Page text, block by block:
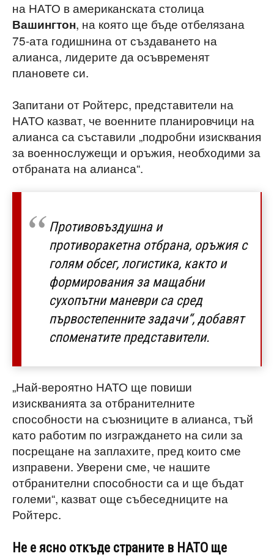
на НАТО в американската столица
Вашингтон, на която ще бъде отбелязана
75-ата годишнина от създаването на
алианса, лидерите да осъвременят
плановете си.
Запитани от Ройтерс, представители на
НАТО казват, че военните планировчици на
алианса са съставили „подробни изисквания
за военнослужещи и оръжия, необходими за
отбраната на алианса“.
Противовъздушна и
противоракетна отбрана, оръжия с
голям обсег, логистика, както и
формирования за мащабни
сухопътни маневри са сред
първостепенните задачи“, добавят
споменатите представители.
„Най-вероятно НАТО ще повиши
изискванията за отбранителните
способности на съюзниците в алианса, тъй
като работим по изграждането на сили за
посрещане на заплахите, пред които сме
изправени. Уверени сме, че нашите
отбранителни способности са и ще бъдат
големи“, казват още събеседниците на
Ройтерс.
Не е ясно откъде страните в НАТО ще